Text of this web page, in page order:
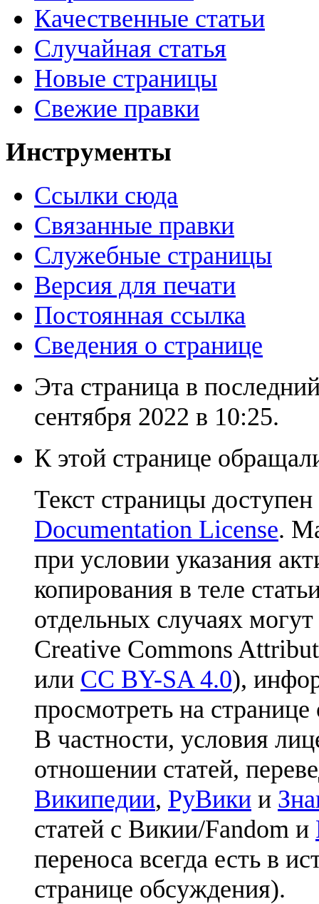
Качественные статьи
Случайная статья
Новые страницы
Свежие правки
Инструменты
Ссылки сюда
Связанные правки
Служебные страницы
Версия для печати
Постоянная ссылка
Сведения о странице
Эта страница в
сентября 2022 в 10:25.
К этой странице
Текст страницы
Documentation License.
при условии указания
копирования в теле
отдельных случаях
Creative Commons
или CC BY-SA 4.0),
просмотреть на
В частности, условия
отношении статей,
Википедии, РуВики и
статей с Викии/Fandom и
переноса всегда есть в
странице обсуждения).